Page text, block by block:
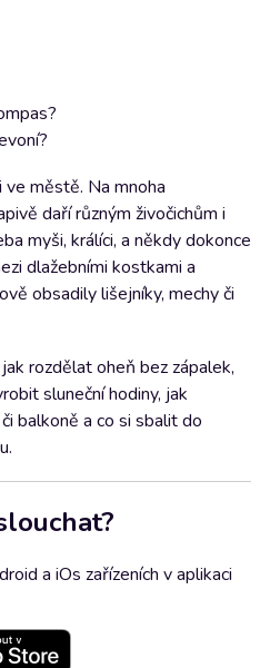
městě. Na mnoha
daří různým živočichům i
myši, králíci, a někdy dokonce
dlažebními kostkami a
obsadily lišejníky, mechy či
rozdělat oheň bez zápalek,
sluneční hodiny, jak
balkoně a co si sbalit do
a iOs zařízeních v aplikaci